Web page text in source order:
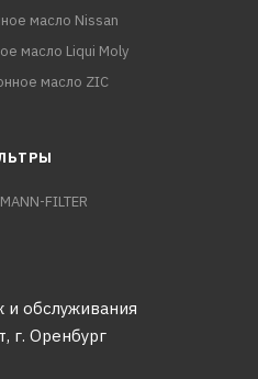
масло Nissan
масло Liqui Moly
масло ZIC
FILTER
обслуживания
г. Оренбург